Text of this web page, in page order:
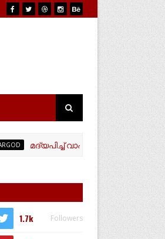
മദ്യപിച്ച് വാഹനം ഓടിച്ച
1.7k Followers